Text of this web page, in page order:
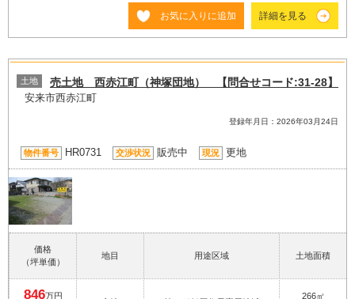
お気に入りに追加 詳細を見る
土地 売土地 西赤江町（神塚団地） 【問合せコード:31-28】
安来市西赤江町
登録年月日：2026年03月24日
物件番号 HR0731 交渉状況 販売中 現況 更地
価格
（坪単価）
地目 用途区域 土地面積
846万円 266㎡